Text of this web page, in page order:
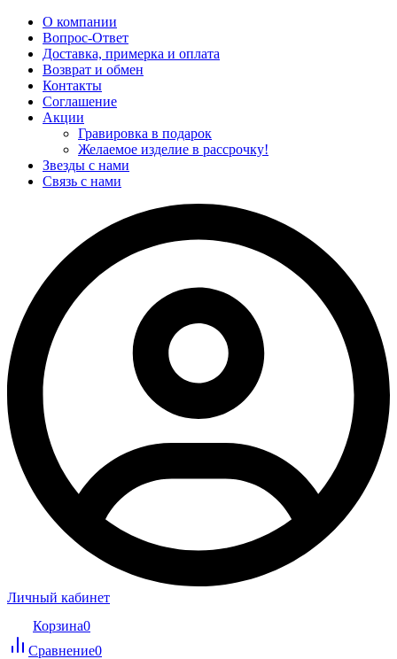
О компании
Вопрос-Ответ
Доставка, примерка и оплата
Возврат и обмен
Контакты
Соглашение
Акции
Гравировка в подарок
Желаемое изделие в рассрочку!
Звезды с нами
Связь с нами
Личный кабинет
Корзина0
Сравнение0